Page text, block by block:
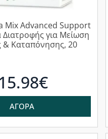
Mix Advanced Support
για Μείωση
Καταπόνησης, 20
15.98€
ΑΓΟΡΑ